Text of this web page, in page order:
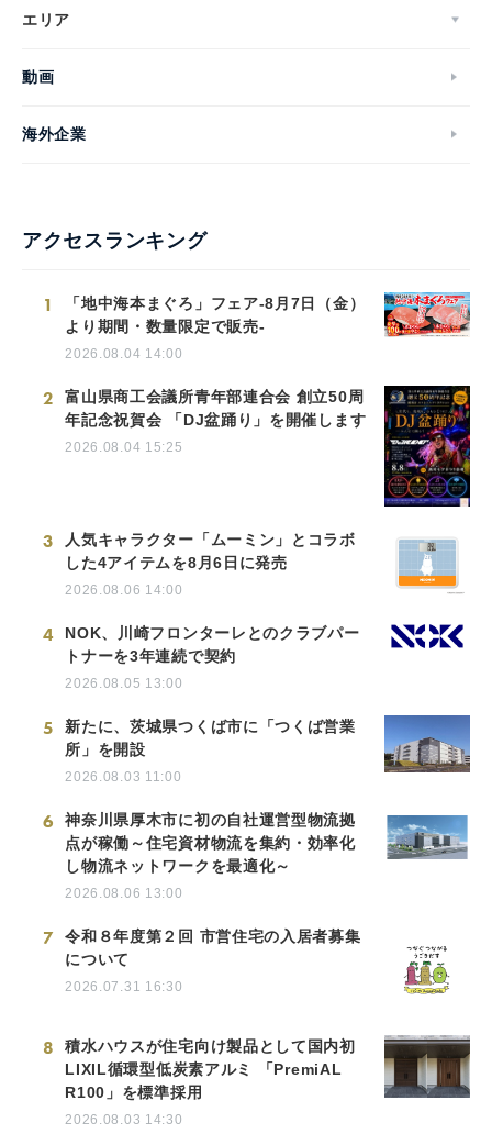
エリア
動画
海外企業
アクセスランキング
1
「地中海本まぐろ」フェア-8月7日（金）
より期間・数量限定で販売-
2026.08.04 14:00
2
富山県商工会議所青年部連合会 創立50周
年記念祝賀会 「DJ盆踊り」を開催します
2026.08.04 15:25
3
人気キャラクター「ムーミン」とコラボ
した4アイテムを8月6日に発売
2026.08.06 14:00
4
NOK、川崎フロンターレとのクラブパー
トナーを3年連続で契約
2026.08.05 13:00
5
新たに、茨城県つくば市に「つくば営業
所」を開設
2026.08.03 11:00
6
神奈川県厚木市に初の自社運営型物流拠
点が稼働～住宅資材物流を集約・効率化
し物流ネットワークを最適化～
2026.08.06 13:00
7
令和８年度第２回 市営住宅の入居者募集
について
2026.07.31 16:30
8
積水ハウスが住宅向け製品として国内初
LIXIL循環型低炭素アルミ 「PremiAL
R100」を標準採用
2026.08.03 14:30